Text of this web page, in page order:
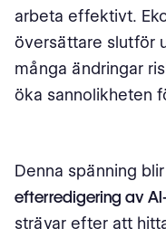
arbeta effektivt.
översättare slutför
många ändringar
öka sannolikheten
Denna spänning
efterredigering av
strävar efter att